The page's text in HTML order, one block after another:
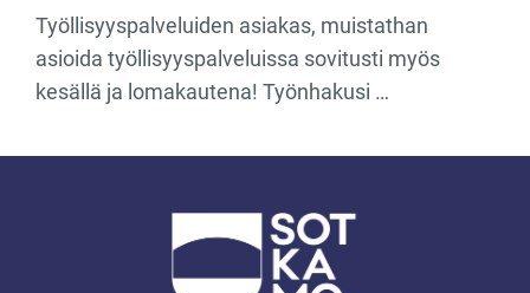
Työllisyyspalveluiden asiakas, muistathan
asioida työllisyyspalveluissa sovitusti myös
kesällä ja lomakautena! Työnhakusi …